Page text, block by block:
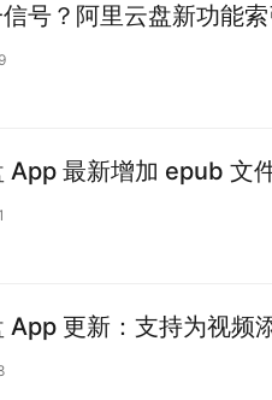
号？阿里云盘新功能
App 最新增加 epub 文
App 更新：支持为视频